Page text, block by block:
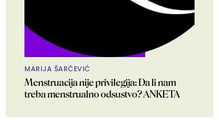
MARIJA ŠARČEVIĆ
Menstruacija nije privilegija: Da li nam
treba menstrualno odsustvo? ANKETA